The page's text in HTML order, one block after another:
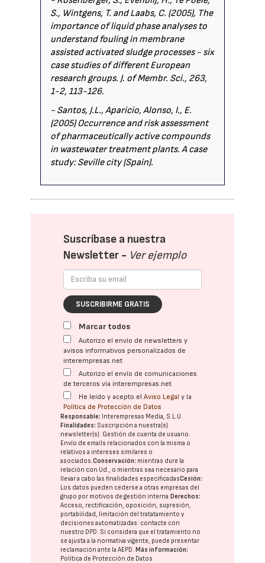
S., Wintgens, T. and Laabs, C. (2005), The
importance of liquid phase analyses to
understand fouling in membrane
assisted activated sludge processes - six
case studies of different European
research groups. J. of Membr. Sci., 263,
1-2, 113-126.
- Santos, J.L., Aparicio, Alonso, I., E.
(2005) Occurrence and risk assessment
of pharmaceutically active compounds
in wastewater treatment plants. A case
study: Seville city (Spain).
Suscríbase a nuestra
Newsletter - Ver ejemplo
SUSCRIBIRME GRATIS
Marcar todos
Autorizo el envío de newsletters y
avisos informativos personalizados de
interempresas.net
Autorizo el envío de comunicaciones
de terceros vía interempresas.net
He leído y acepto elAviso Legal y la
Política de Protección de Datos
Responsable: Interempresas Media, S.L.U.
Finalidades: Suscripción a nuestra(s)
newsletter(s). Gestión de cuenta de usuario.
Envío de emails relacionados con la misma o
relativos a intereses similares o
asociados.Conservación: mientras dure la
relación con Ud., o mientras sea necesario para
llevar a cabo las finalidades especificadasCesión:
Los datos pueden cederse a otras empresas del
grupo por motivos de gestión interna.Derechos:
Acceso, rectificación, oposición, supresión,
portabilidad, limitación del tratatamiento y
decisiones automatizadas: contacte con
nuestro DPD . Si considera que el tratamiento no
se ajusta a la normativa vigente, puede presentar
reclamación ante laAEPD .Más información:
Política de Protección de Datos